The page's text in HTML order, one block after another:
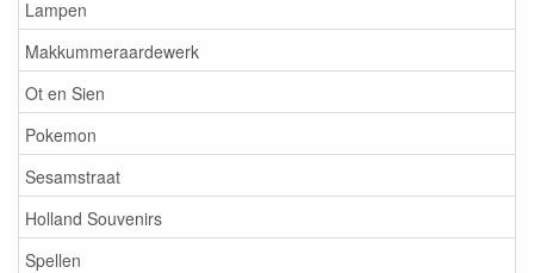
Lampen
Makkummeraardewerk
Ot en Sien
Pokemon
Sesamstraat
Holland Souvenirs
Spellen